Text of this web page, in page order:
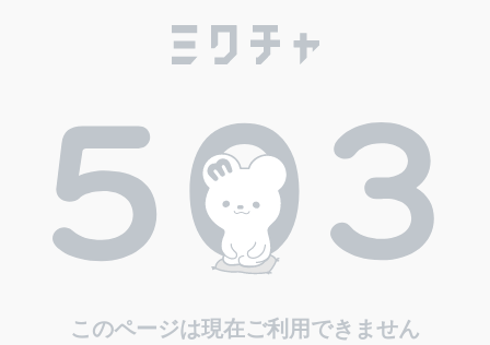
このページは現在ご利用できません